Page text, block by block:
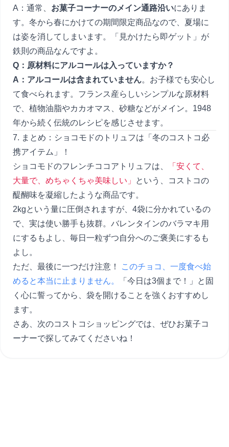
A：通常、 お菓子コーナーのメイン通路沿いにありま
す。冬から春にかけての期間限定商品なので、夏場に
は姿を消してしまいます。「見かけたら即ゲット」が
鉄則の商品なんですよ。
Q：原材料にアルコールは入っていますか？
A：アルコールは含まれていません。お子様でも安心し
て食べられます。フランス産らしいシンプルな原材料
で、植物油脂やカカオマス、砂糖などがメイン。1948
年から続く伝統のレシピを感じさせます。
7. まとめ：ショコモドのトリュフは「冬のコストコ必
携アイテム」！
ショコモドのフレンチココアトリュフは、
「安くて、
大量で、めちゃくちゃ美味しい」
という、コストコの
醍醐味を凝縮したような商品です。
2kgという量に圧倒されますが、4袋に分かれているの
で、実は使い勝手も抜群。バレンタインのバラマキ用
にするもよし、毎日一粒ずつ自分へのご褒美にするも
よし。
ただ、最後に一つだけ注意！
このチョコ、一度食べ始
めると本当に止まりません。
「今日は3個まで！」と固
く心に誓ってから、袋を開けることを強くおすすめし
ます。
さあ、次のコストコショッピングでは、ぜひお菓子コ
ーナーで探してみてくださいね！